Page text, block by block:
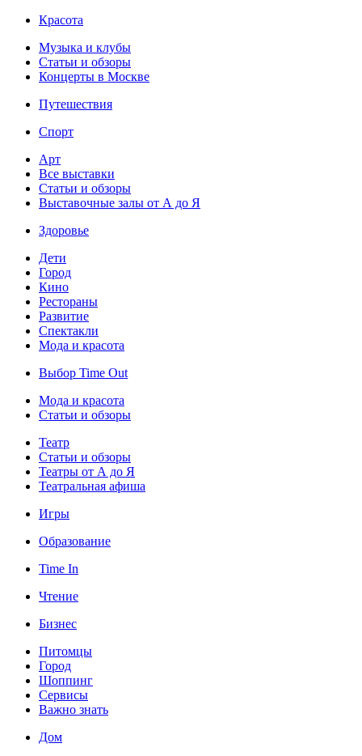
Красота
Музыка и клубы
Статьи и обзоры
Концерты в Москве
Путешествия
Спорт
Арт
Все выставки
Статьи и обзоры
Выставочные залы от А до Я
Здоровье
Дети
Город
Кино
Рестораны
Развитие
Спектакли
Мода и красота
Выбор Time Out
Мода и красота
Статьи и обзоры
Театр
Статьи и обзоры
Театры от А до Я
Театральная афиша
Игры
Образование
Time In
Чтение
Бизнес
Питомцы
Город
Шоппинг
Сервисы
Важно знать
Дом